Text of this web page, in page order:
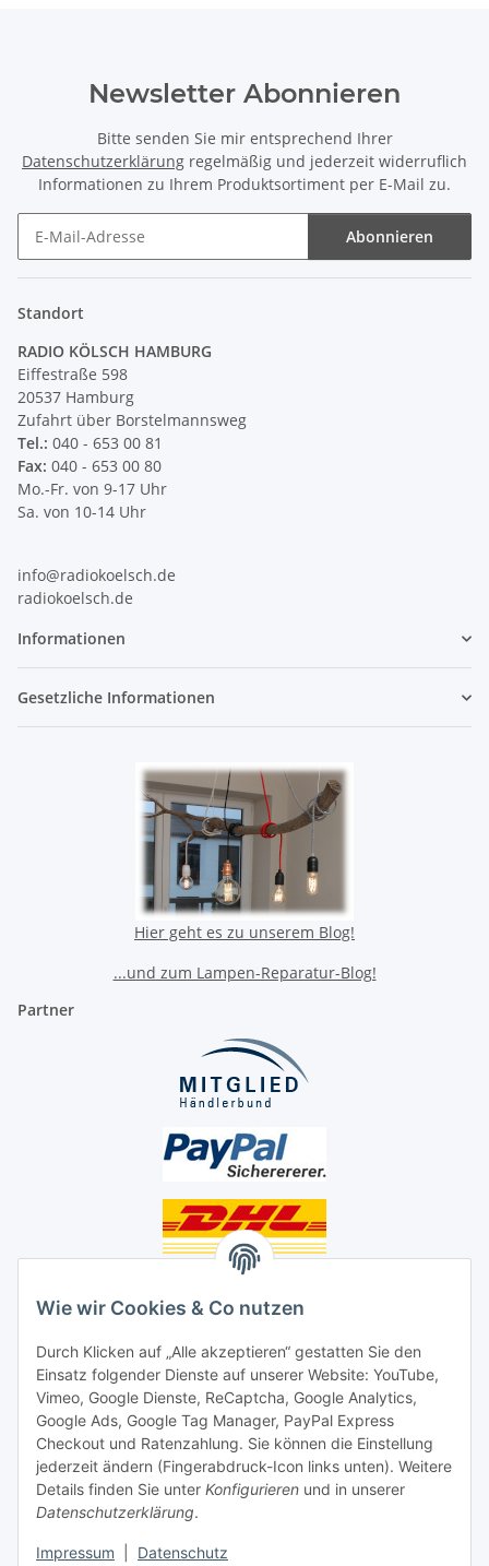
Wie wir Cookies & Co nutzen
Durch Klicken auf „Alle akzeptieren“ gestatten Sie den
Einsatz folgender Dienste auf unserer Website: YouTube,
Vimeo, Google Dienste, ReCaptcha, Google Analytics,
Google Ads, Google Tag Manager, PayPal Express
Checkout und Ratenzahlung. Sie können die Einstellung
jederzeit ändern (Fingerabdruck-Icon links unten). Weitere
Details finden Sie unter Konfigurieren und in unserer
Datenschutzerklärung.
Impressum Datenschutz
Newsletter Abonnieren
Bitte senden Sie mir entsprechend Ihrer
Datenschutzerklärung regelmäßig und jederzeit widerruflich
Informationen zu Ihrem Produktsortiment per E-Mail zu.
Abonnieren
Standort
RADIO KÖLSCH HAMBURG
Eiffestraße 598
20537 Hamburg
Zufahrt über Borstelmannsweg
Tel.: 040 - 653 00 81
Fax: 040 - 653 00 80
Mo.-Fr. von 9-17 Uhr
Sa. von 10-14 Uhr
info@radiokoelsch.de
radiokoelsch.de
Informationen
Gesetzliche Informationen
Hier geht es zu unserem Blog!
...und zum Lampen-Reparatur-Blog!
Partner
Social Media
Unsere Dienstleistungen
Lampenreparatur
Lichtservice für Senioren
Vertrag widerrufen